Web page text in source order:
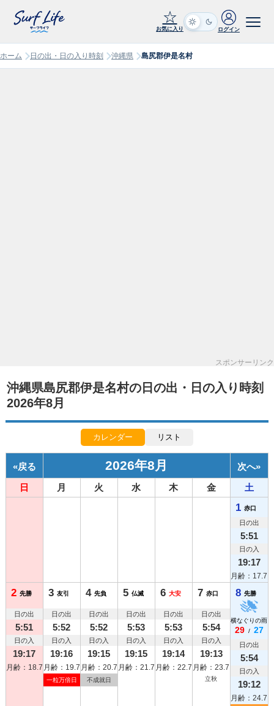
☆
お気に入り ログイン
ホーム 日の出・日の入り時刻 沖縄県 島尻郡伊是名村
スポンサーリンク
沖縄県島尻郡伊是名村の日の出・日の入り時刻
2026年8月
カレンダー リスト
«戻る 2026年8月 次へ»
日
月 火 水 木 金 土
1 赤口
日の出
5:51
日の入
19:17
月齢：17.7
2 先勝
日の出
5:51
日の入
19:17
月齢：18.7
3 友引
日の出
5:52
日の入
19:16
月齢：19.7
一粒万倍日
4 先負
日の出
5:52
日の入
19:15
月齢：20.7
不成就日
5 仏滅
日の出
5:53
日の入
19:15
月齢：21.7
6 大安
日の出
5:53
日の入
19:14
月齢：22.7
7 赤口
日の出
5:54
日の入
19:13
月齢：23.7
立秋
8 先勝
横なぐりの雨
29 / 27
日の出
5:54
日の入
19:12
月齢：24.7